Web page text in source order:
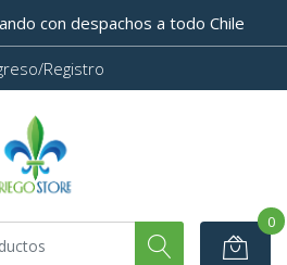
con despachos a todo Chile
Registro
0